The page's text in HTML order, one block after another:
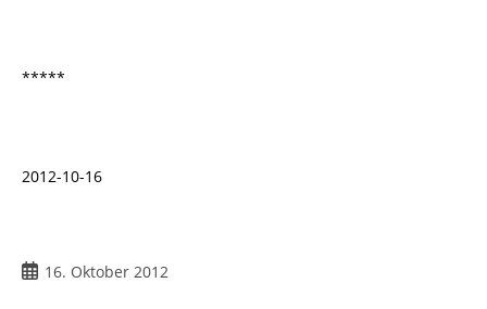
*****
2012-10-16
Beitrag16. Oktober 2012